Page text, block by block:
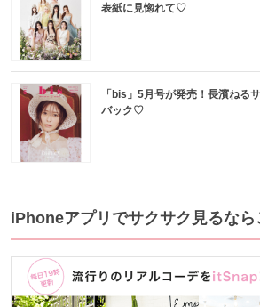
表紙に見惚れて♡
「bis」5月号が発売！長濱ねる
バック♡
iPhoneアプリでサクサク見るな